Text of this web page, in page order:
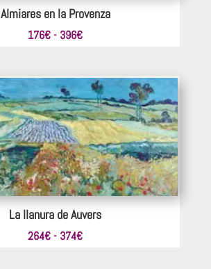
Almiares en la Provenza
176€ - 396€Rango
desde
176€
hasta
396€
La llanura de Auvers
264€ - 374€Rango